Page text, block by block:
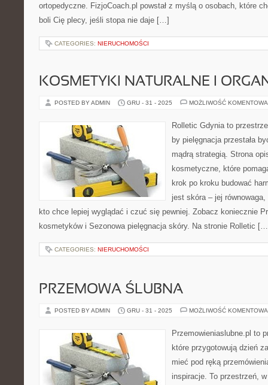
ortopedyczne. FizjoCoach.pl powstał z myślą o osobach, które
boli Cię plecy, jeśli stopa nie daje […]
CATEGORIES: NIERUCHOMOŚCI
KOSMETYKI NATURALNE I
POSTED BY ADMIN GRU - 31 - 2025 MOŻLIWOŚĆ
Rolletic Gdynia to
by pielęgnacja przestała
mądrą strategią. Strona
kosmetyczne, które
krok po kroku budować
jest skóra – jej
kto chce lepiej wyglądać i czuć się pewniej. Zobacz koniecznie
kosmetyków i Sezonowa pielęgnacja skóry. Na stronie Rolletic
CATEGORIES: NIERUCHOMOŚCI
PRZEMOWA ŚLUBNA
POSTED BY ADMIN GRU - 31 - 2025 MOŻLIWOŚĆ
Przemowieniaslubne.pl to
które przygotowują dzień
mieć pod ręką
inspiracje. To przestrzeń,